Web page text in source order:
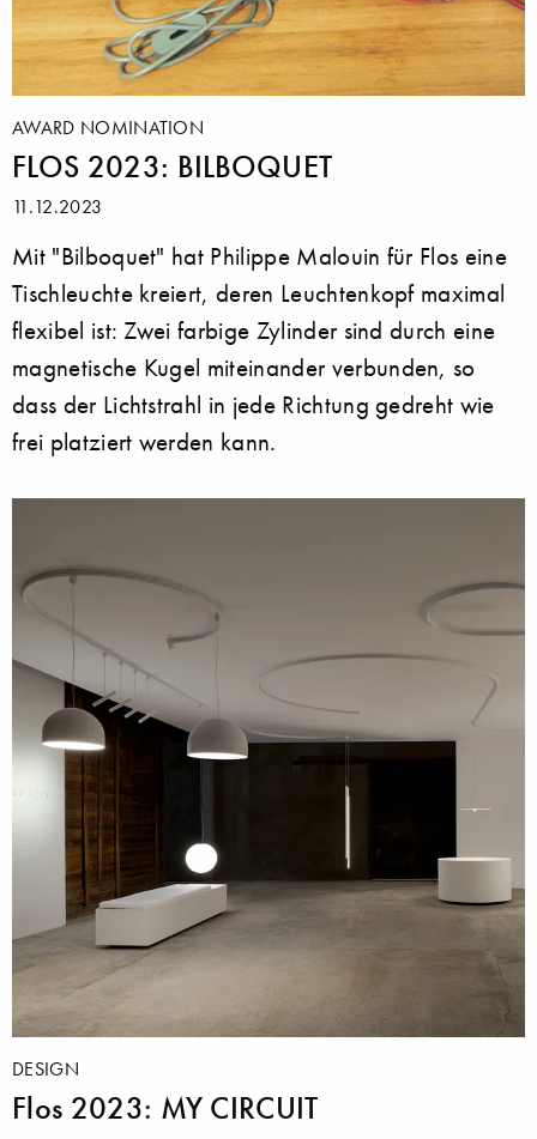
AWARD NOMINATION
FLOS 2023: BILBOQUET
11.12.2023
Mit "Bilboquet" hat Philippe Malouin für Flos eine
Tischleuchte kreiert, deren Leuchtenkopf maximal
flexibel ist: Zwei farbige Zylinder sind durch eine
magnetische Kugel miteinander verbunden, so
dass der Lichtstrahl in jede Richtung gedreht wie
frei platziert werden kann.
DESIGN
Flos 2023: MY CIRCUIT